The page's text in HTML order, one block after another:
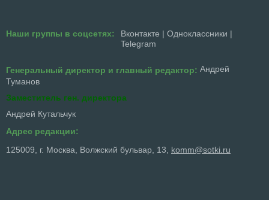
Наши группы в соцсетях: Вконтакте | Одноклассники |
Telegram
Генеральный директор и главный редактор: Андрей
Туманов
Заместитель ген. директора
Андрей Кутальчук
Адрес редакции:
125009, г. Москва, Волжский бульвар, 13, komm@sotki.ru